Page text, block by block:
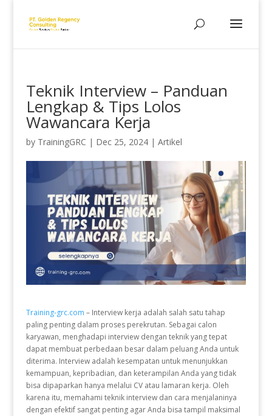
Teknik Interview – Panduan
Lengkap & Tips Lolos
Wawancara Kerja
by TrainingGRC | Dec 25, 2024| Artikel
Training-grc.com – Interview kerja adalah salah satu tahap
paling penting dalam proses perekrutan. Sebagai calon
karyawan, menghadapi interview dengan teknik yang tepat
dapat membuat perbedaan besar dalam peluang Anda untuk
diterima. Interview adalah kesempatan untuk menunjukkan
kemampuan, kepribadian, dan keterampilan Anda yang tidak
bisa dipaparkan hanya melalui CV atau lamaran kerja. Oleh
karena itu, memahami teknik interview dan cara menjalaninya
dengan efektif sangat penting agar Anda bisa tampil maksimal